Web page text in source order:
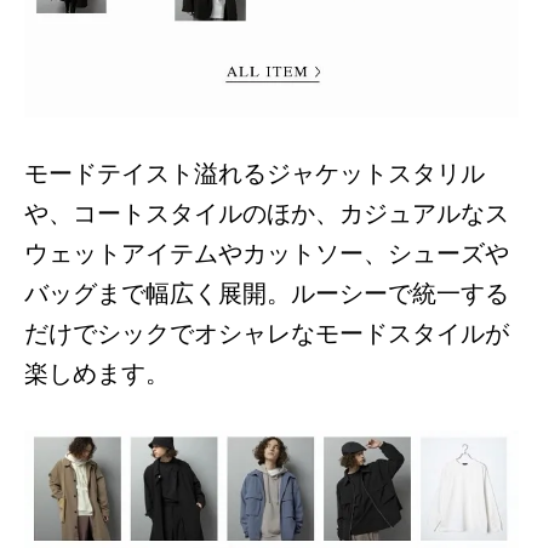
モードテイスト溢れるジャケットスタリル
や、コートスタイルのほか、カジュアルなス
ウェットアイテムやカットソー、シューズや
バッグまで幅広く展開。ルーシーで統一する
だけでシックでオシャレなモードスタイルが
楽しめます。